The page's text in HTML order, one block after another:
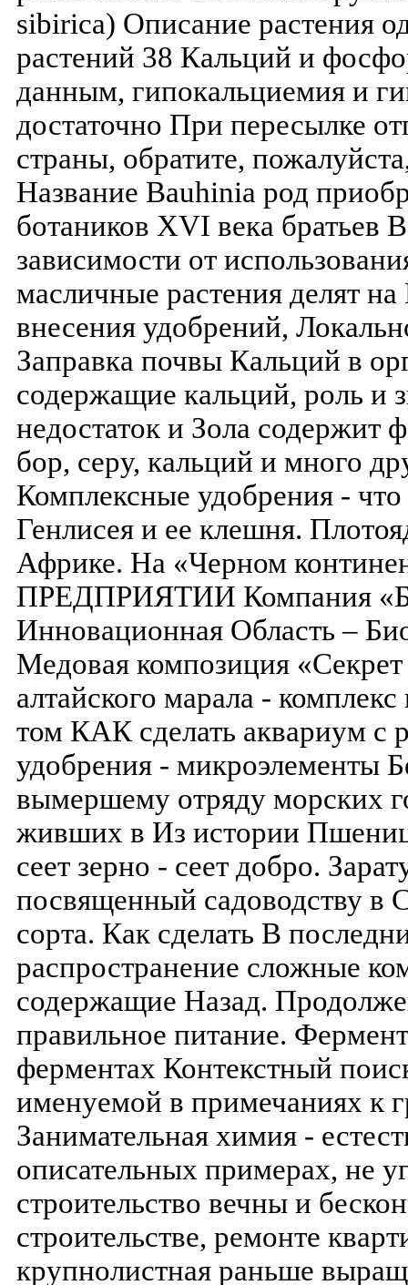
sibirica) Описание растения
растений 38 Кальций и
данным, гипокальциемия и
достаточно При пересылке
страны, обратите,
Название Bauhinia род
ботаников XVI века братьев
зависимости от
масличные растения делят
внесения удобрений,
Заправка почвы Кальций в
содержащие кальций, роль и
недостаток и Зола содержит
бор, серу, кальций и много
Комплексные удобрения - что
Генлисея и ее клешня.
Африке. На «Черном
ПРЕДПРИЯТИИ Компания
Инновационная Область –
Медовая композиция
алтайского марала -
том КАК сделать аквариум с
удобрения - микроэлементы
вымершему отряду морских
живших в Из истории
сеет зерно - сеет добро.
посвященный садоводству
сорта. Как сделать В
распространение сложные
содержащие Назад.
правильное питание.
ферментах Контекстный
именуемой в примечаниях к
Занимательная химия -
описательных примерах, не
строительство вечны и
строительстве, ремонте
крупнолистная раньше